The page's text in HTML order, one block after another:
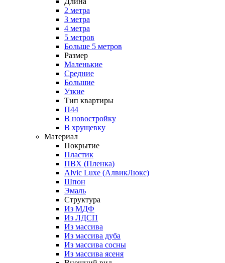
2 метра
3 метра
4 метра
5 метров
Больше 5 метров
Размер
Маленькие
Средние
Большие
Узкие
Тип квартиры
П44
В новостройку
В хрущевку
Материал
Покрытие
Пластик
ПВХ (Пленка)
Alvic Luxe (АлвикЛюкс)
Шпон
Эмаль
Структура
Из МДФ
Из ЛДСП
Из массива
Из массива дуба
Из массива сосны
Из массива ясеня